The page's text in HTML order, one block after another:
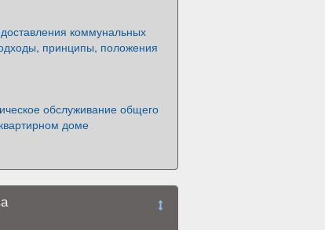
коммунальных
принципы, положения
обслуживание общего
доме